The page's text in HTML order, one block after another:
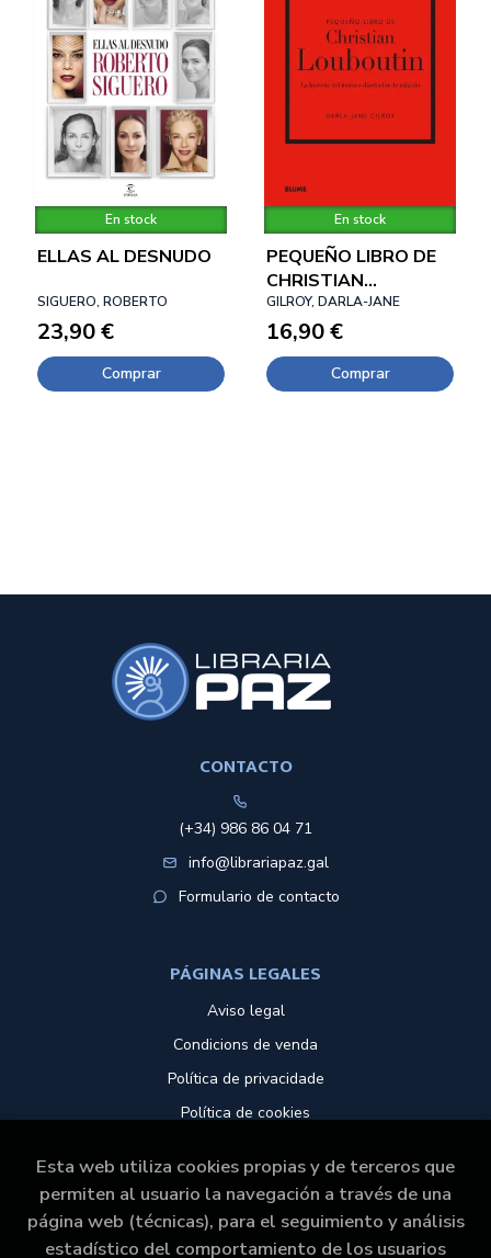
En stock
ELLAS AL DESNUDO
SIGUERO, ROBERTO
23,90 €
Comprar
En stock
PEQUEÑO LIBRO DE
CHRISTIAN
LOUBOUTIN
GILROY, DARLA-JANE
16,90 €
Comprar
CONTACTO
(+34) 986 86 04 71
info@librariapaz.gal
Formulario de contacto
PÁGINAS LEGALES
Aviso legal
Condicions de venda
Política de privacidade
Política de cookies
ATENCIÓN AL CLIENTE
Quem somos
Esta web utiliza cookies propias y de terceros que
permiten al usuario la navegación a través de una
página web (técnicas), para el seguimiento y análisis
estadístico del comportamiento de los usuarios